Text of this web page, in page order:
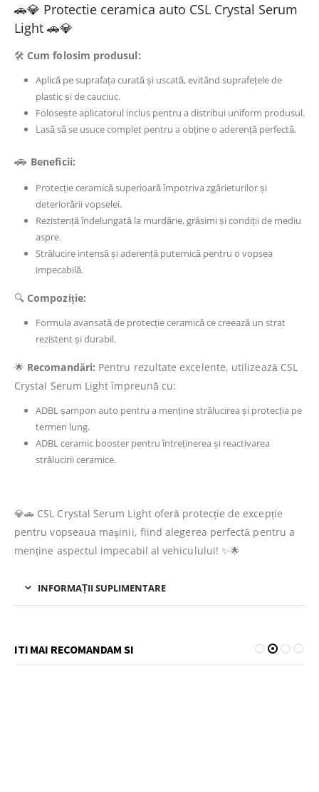
🚗💎 Protectie ceramica auto CSL Crystal Serum
Light 🚗💎
🛠️ Cum folosim produsul:
Aplică pe suprafața curată și uscată, evitând suprafețele de
plastic și de cauciuc.
Folosește aplicatorul inclus pentru a distribui uniform produsul.
Lasă să se usuce complet pentru a obține o aderență perfectă.
🚗 Beneficii:
Protecție ceramică superioară împotriva zgârieturilor și
deteriorării vopselei.
Rezistență îndelungată la murdărie, grăsimi și condiții de mediu
aspre.
Strălucire intensă și aderență puternică pentru o vopsea
impecabilă.
🔍 Compoziție:
Formula avansată de protecție ceramică ce creează un strat
rezistent și durabil.
🌟 Recomandări: Pentru rezultate excelente, utilizează CSL
Crystal Serum Light împreună cu:
ADBL șampon auto pentru a menține strălucirea și protecția pe
termen lung.
ADBL ceramic booster pentru întreținerea și reactivarea
strălucirii ceramice.
💎🚗 CSL Crystal Serum Light oferă protecție de excepție
pentru vopseaua mașinii, fiind alegerea perfectă pentru a
menține aspectul impecabil al vehiculului! ✨🌟
INFORMAȚII SUPLIMENTARE
ITI MAI RECOMANDAM SI